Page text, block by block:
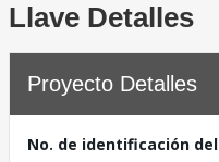
Llave Detalles
Proyecto Detalles
No. de identificación del